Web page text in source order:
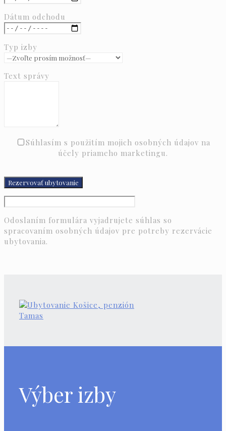
Dátum odchodu
Typ izby
Text správy
Súhlasím s použitím mojich osobných údajov na
účely priameho marketingu.
Odoslaním formulára vyjadrujete súhlas so
spracovaním osobných údajov pre potreby rezervácie
ubytovania.
Výber izby